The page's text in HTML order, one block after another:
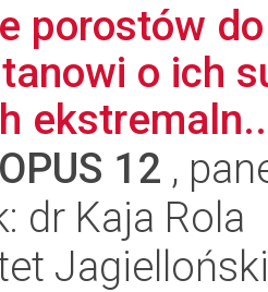
porostów
o ich
OPUS 12 ,
dr Kaja Rola